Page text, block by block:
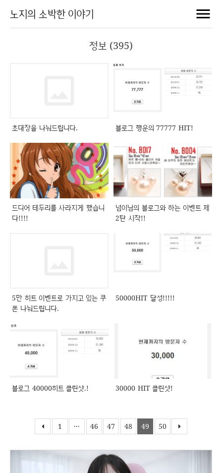
노지의 소박한 이야기
정보 (395)
초대장을 나눠드립니다. 블로그 행운의 77777 HIT!
드디어 테두리를 사라지게 했습니
다!!!!
넘이님의 블로그와 하는 이벤트 제
2탄 시작!!
5만 히트 이벤트로 가지고 있는 쿠
폰 나눠드립니다.
50000HIT 달성!!!!!
블로그 40000히트 클린샷.! 30000 HIT 클린샷!
1 ··· 46 47 48 49 50